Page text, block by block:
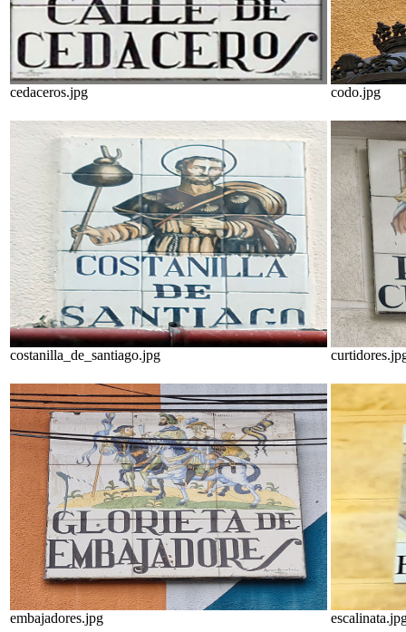
cedaceros.jpg codo.jpg
costanilla_de_santiago.jpg
embajadores.jpg